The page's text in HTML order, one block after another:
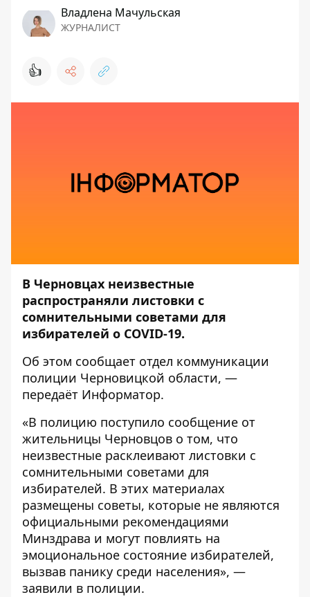
Владлена Мачульская
ЖУРНАЛИСТ
👍
В Черновцах неизвестные
распространяли листовки с
сомнительными советами для
избирателей о COVID-19.
Об этом сообщает отдел коммуникации
полиции Черновицкой области, —
передаёт Информатор.
«В полицию поступило сообщение от
жительницы Черновцов о том, что
неизвестные расклеивают листовки с
сомнительными советами для
избирателей. В этих материалах
размещены советы, которые не являются
официальными рекомендациями
Минздрава и могут повлиять на
эмоциональное состояние избирателей,
вызвав панику среди населения», —
заявили в полиции.